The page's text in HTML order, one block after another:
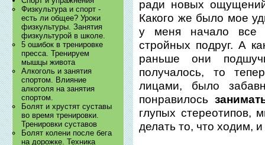
Физкультура и спорт -
есть ли общее? Уроки
физкультуры. Занятия
физкультурой в школе.
5 ошибок в тренировке
пресса. Тренируем
мышцы живота
Алкоголь и занятия
спортом. Влияние
алкоголя на занятия
спортом.
Болят и хрустят суставы
во время тренировки.
Тренировки суставов
Болят колени после бега
на дорожке. Техника
ради новых
Какого же было мое
у меня начало все
стройных подруг. А
раньше они
получалось, то
лицами, было
понравилось
глупых стереотипов,
делать то, что ходим,